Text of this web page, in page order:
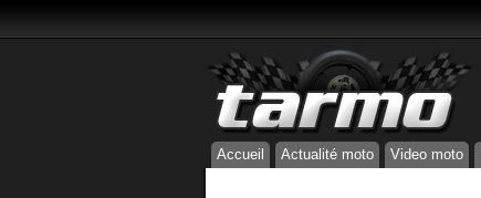
Accueil Actualité moto Video moto